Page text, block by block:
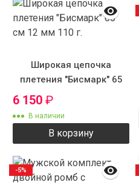
Широкая цепочка
плетения "Бисмарк" 65
см 12 мм 110 г.
6 150 ₽
В наличии
В корзину
-5%